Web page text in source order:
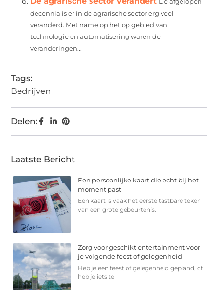
De afgelopen
decennia is er in de agrarische sector erg veel
veranderd. Met name op het op gebied van
technologie en automatisering waren de
veranderingen...
Tags:
Bedrijven
Delen:
Laatste Bericht
Een persoonlijke kaart die echt bij het
moment past
Een kaart is vaak het eerste tastbare teken
van een grote gebeurtenis.
Zorg voor geschikt entertainment voor
je volgende feest of gelegenheid
Heb je een feest of gelegenheid gepland, of
heb je iets te